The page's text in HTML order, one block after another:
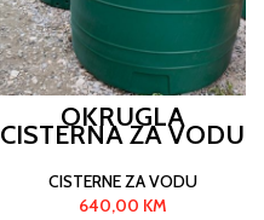
OKRUGLA
CISTERNA ZA VODU
1000 L
CISTERNE ZA VODU
640,00 KM